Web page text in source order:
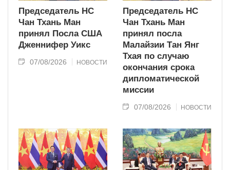
Председатель НС
Чан Тхань Ман
принял Посла США
Дженнифер Уикс
07/08/2026 НОВОСТИ
Председатель НС
Чан Тхань Ман
принял посла
Малайзии Тан Янг
Тхая по случаю
окончания срока
дипломатической
миссии
07/08/2026 НОВОСТИ